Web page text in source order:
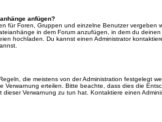
anfügen?
für Foren, Gruppen und einzelne Benutzer vergeben
in dem Forum anzufügen, in dem du
hochladen. Du kannst einen Administrator
die meistens von der Administration festgelegt
Verwarnung erteilen. Bitte beachte, dass dies die
dieser Verwarnung zu tun hat. Kontaktiere einen